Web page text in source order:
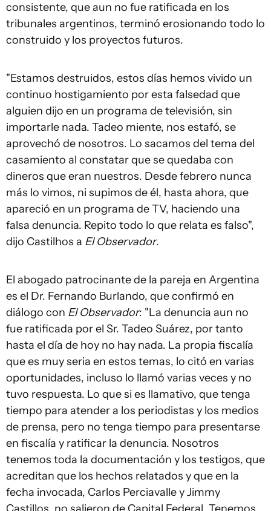
consistente, que aun no fue ratificada en los
tribunales argentinos, terminó erosionando todo lo
construido y los proyectos futuros.
"Estamos destruidos, estos días hemos vivido un
continuo hostigamiento por esta falsedad que
alguien dijo en un programa de televisión, sin
importarle nada. Tadeo miente, nos estafó, se
aprovechó de nosotros. Lo sacamos del tema del
casamiento al constatar que se quedaba con
dineros que eran nuestros. Desde febrero nunca
más lo vimos, ni supimos de él, hasta ahora, que
apareció en un programa de TV, haciendo una
falsa denuncia. Repito todo lo que relata es falso",
dijo Castilhos a El Observador.
El abogado patrocinante de la pareja en Argentina
es el Dr. Fernando Burlando, que confirmó en
diálogo con El Observador: "La denuncia aun no
fue ratificada por el Sr. Tadeo Suárez, por tanto
hasta el día de hoy no hay nada. La propia fiscalía
que es muy seria en estos temas, lo citó en varias
oportunidades, incluso lo llamó varias veces y no
tuvo respuesta. Lo que si es llamativo, que tenga
tiempo para atender a los periodistas y los medios
de prensa, pero no tenga tiempo para presentarse
en fiscalía y ratificar la denuncia. Nosotros
tenemos toda la documentación y los testigos, que
acreditan que los hechos relatados y que en la
fecha invocada, Carlos Perciavalle y Jimmy